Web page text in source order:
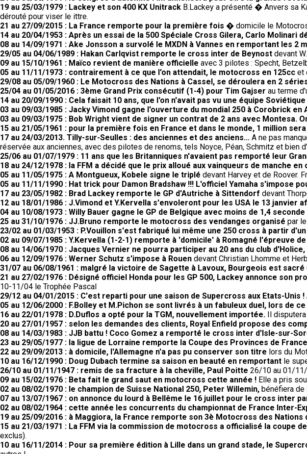
19 au 25/03/1979 : Lackey et son 400 KX Unitrack B.Lackey a présenté � Anvers sa
dérouté pour viser le ittre.
21 au 27/09/2015 : La France remporte pour la première fois � domicile le
14 au 20/04/1953 : Après un essai de la 500 Spéciale Cross Gilera, Carlo Molinari
08 au 14/09/1971 : Ake Jonsson a survolé le MXDN à Vannes en remportant les 2
29/05 au 04/06/1989 : Hakan Carlqvist remporte le cross inter de Beynost devant
09 au 15/10/1961 : Maïco revient de manière officielle avec 3 pilotes : Specht,
05 au 11/11/1973 : contrairement à ce que l'on attendait, le motocross en 125cc et
29/08 au 05/09/1960 : Le Motocross des Nations à Cassel, se déroulera en 2
25/04 au 01/05/2016 : 3ème Grand Prix consécutif (1-4) pour Tim Gajser au terme
14 au 20/09/1990 : Cela faisait 10 ans, que l'on n'avait pas vu une équipe
03 au 09/03/1985 : Jacky Vimond gagne l'ouverture du mondial 250 à Corobrick en
03 au 09/03/1975 : Bob Wright vient de signer un contrat de 2 ans avec Montesa.
15 au 21/05/1961 : pour la première fois en France et dans le monde, 1 million
17 au 24/03/2013. Tilly-sur-Seulles : des anciennes et des anciens... A ne pas
réservée aux anciennes, avec des pilotes de renoms, tels Noyce, Péan, Schmitz et bien
25/06 au 01/07/1979 : 11 ans que les Britanniques n'avaient pas remporté leur
18 au 24/12/1978 : la FFM a décidé que le prix alloué aux vainqueurs de manche en
05 au 11/05/1975 : A Montgueux, Kobele signe le triplé devant Harvey et de Roover.
05 au 11/11/1990 : Hat trick pour Damon Bradshaw !!! L'officiel Yamaha s'impose
17 au 23/05/1982 : Brad Lackey remporte le GP d'Autriche à Sittendorf devant
12 au 18/01/1986 : J.Vimond et Y.Kervella s'envoleront pour les USA le 13 janvier
04 au 10/08/1973 : Willy Bauer gagne le GP de Belgique avec moins de 1,4
25 au 31/10/1976 : JJ.Bruno remporte le motocross des vendanges organisé par
23/02 au 01/03/1953 : P.Vouillon s'est fabriqué lui même une 250 cross à partir
02 au 09/07/1985 : Y.Kervella (1-2-1) remporte à 'domicile' à Romagné l'épreuve
08 au 14/06/1970 : Jacques Vernier ne pourra participer au 20 ans du club d'Holice,
06 au 12/09/1976 : Werner Schutz s'impose à Rouen devant Christian Lhomme et
31/07 au 06/08/1961 : malgré la victoire de Sagette à Lavoux, Bourgeois est sacré
21 au 27/02/1976 : Désigné officiel Honda pour les GP 500, Lackey annonce son
10-11/04 le Trophée Pascal
29/12 au 04/01/2015 : C'est reparti pour une saison de Supercross aux Etats-Unis !
05 au 12/06/2000 : F.Bolley et M.Pichon se sont livrés à un fabuleux duel, lors de
16 au 22/01/1978 : D.Duflos a opté pour la TGM, nouvellement importée. Il
20 au 27/01/1957 : selon les demandes des clients, Royal Enfield propose des
08 au 14/03/1983 : JJB battu ! Coco Gomez a remporté le cross inter d'Isle-sur-
23 au 29/05/1977 : la ligue de Lorraine remporte la Coupe des Provinces de
22 au 29/09/2013 : à domicile, l'Allemagne n'a pas pu conserver son titre lors du
10 au 16/12/1990 : Doug Dubach termine sa saison en beauté en remportant le
26/10 au 01/11/1947 : remis de sa fracture à la cheville, Paul Poitte 26/10 au 01/
09 au 15/02/1976 : Beta fait le grand saut en motocross cette année ! Elle a pris
02 au 08/02/1970 : le champion de Suisse National 250, Peter Willemin, bénéfiera
07 au 13/07/1967 : on annonce du lourd à Bellême le 16 juillet pour le cross inter
02 au 08/02/1964 : cette année les concurrents du championnat de France Inter-
19 au 25/09/2016 : à Maggiora, la France remporte son 3è Motocross des Nations
15 au 21/03/1971 : La FFM via la commission de motocross a officialisé la coupe
exclus).
10 au 16/11/2014 : Pour sa première édition à Lille dans un grand stade, le